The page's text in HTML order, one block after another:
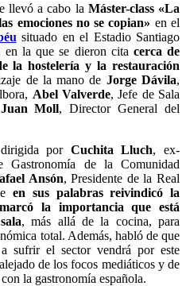
llevó a cabo la Máster-class «La
emociones no se copian» en el
situado en el Estadio Santiago
la que se dieron cita cerca de
la hostelería y la restauración
de la mano de Jorge Dávila,
Abel Valverde, Jefe de Sala
Juan Moll, Director General del
por Cuchita Lluch, ex-
Gastronomía de la Comunidad
Ansón, Presidente de la Real
en sus palabras reivindicó la
la importancia que está
, más allá de la cocina, para
total. Además, habló de que
sufrir el sector vendrá por este
de los focos mediáticos y de
la gastronomía española.